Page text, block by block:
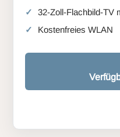
32-Zoll-Flachbild-TV
Kostenfreies WLAN